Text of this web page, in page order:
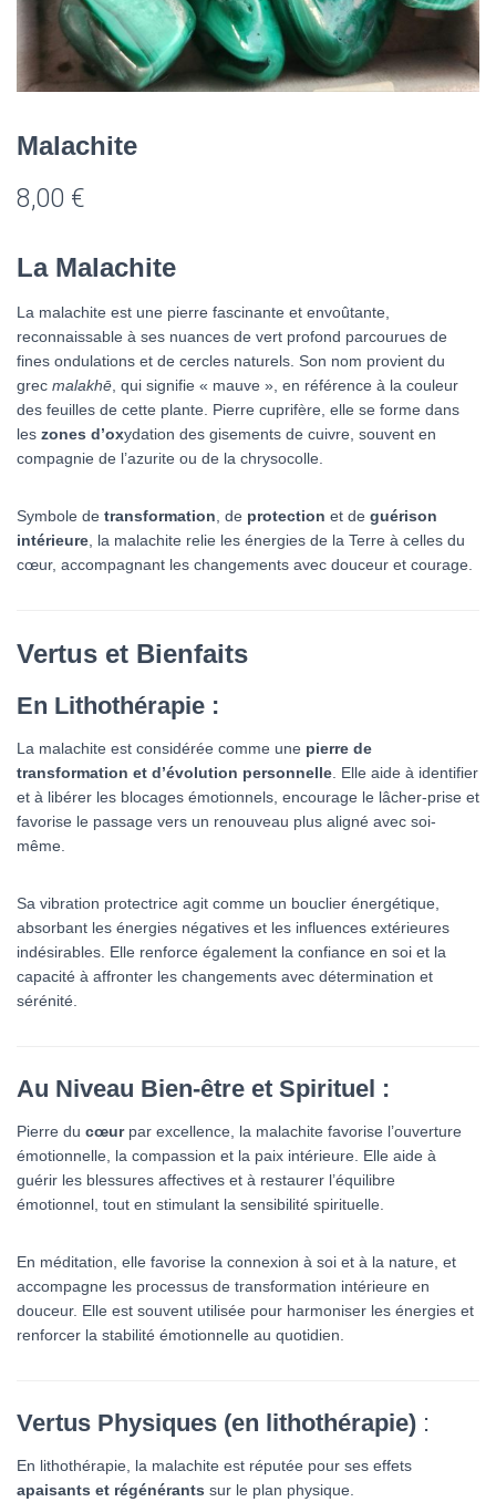
Malachite
8,00 €
La Malachite
La malachite est une pierre fascinante et envoûtante,
reconnaissable à ses nuances de vert profond parcourues de
fines ondulations et de cercles naturels. Son nom provient du
grec malakhē , qui signifie « mauve », en référence à la couleur
des feuilles de cette plante. Pierre cuprifère, elle se forme dans
les zones d’oxydation des gisements de cuivre, souvent en
compagnie de l’azurite ou de la chrysocolle.
Symbole de transformation , de protection et de guérison
intérieure , la malachite relie les énergies de la Terre à celles du
cœur, accompagnant les changements avec douceur et courage.
Vertus et Bienfaits
En Lithothérapie :
La malachite est considérée comme une pierre de
transformation et d’évolution personnelle . Elle aide à identifier
et à libérer les blocages émotionnels, encourage le lâcher-prise et
favorise le passage vers un renouveau plus aligné avec soi-
même.
Sa vibration protectrice agit comme un bouclier énergétique,
absorbant les énergies négatives et les influences extérieures
indésirables. Elle renforce également la confiance en soi et la
capacité à affronter les changements avec détermination et
sérénité.
Au Niveau Bien-être et Spirituel :
Pierre du cœurpar excellence, la malachite favorise l’ouverture
émotionnelle, la compassion et la paix intérieure. Elle aide à
guérir les blessures affectives et à restaurer l’équilibre
émotionnel, tout en stimulant la sensibilité spirituelle.
En méditation, elle favorise la connexion à soi et à la nature, et
accompagne les processus de transformation intérieure en
douceur. Elle est souvent utilisée pour harmoniser les énergies et
renforcer la stabilité émotionnelle au quotidien.
Vertus Physiques (en lithothérapie) :
En lithothérapie, la malachite est réputée pour ses effets
apaisants et régénérants sur le plan physique.